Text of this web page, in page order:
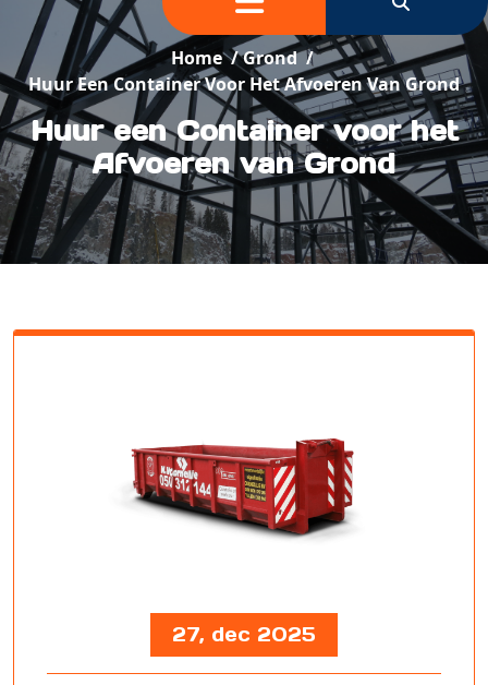
Home/Grond/
Huur Een Container Voor Het Afvoeren Van Grond
Huur een Container voor het
Afvoeren van Grond
27, dec 2025